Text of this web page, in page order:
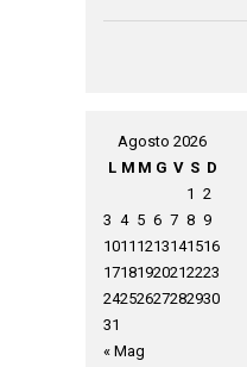
Agosto 2026
L M M G V S D
1 2
3 4 5 6 7 8 9
1011 1213141516
17181920212223
24252627282930
31
« Mag